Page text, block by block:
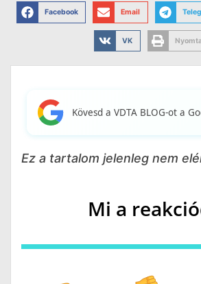
Facebook Email
VK
Kövesd a VDTA BLOG-ot a
Ez a tartalom jelenleg nem
Mi a